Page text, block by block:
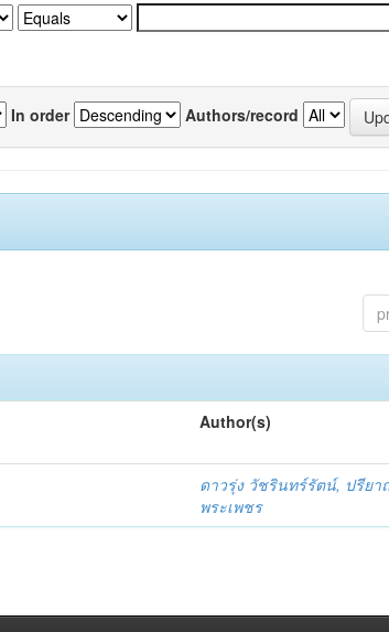
In order Authors/record
Author(s)
ดาวรุ่ง วัชรินทร์รัตน์, ปรียา
พระเพชร